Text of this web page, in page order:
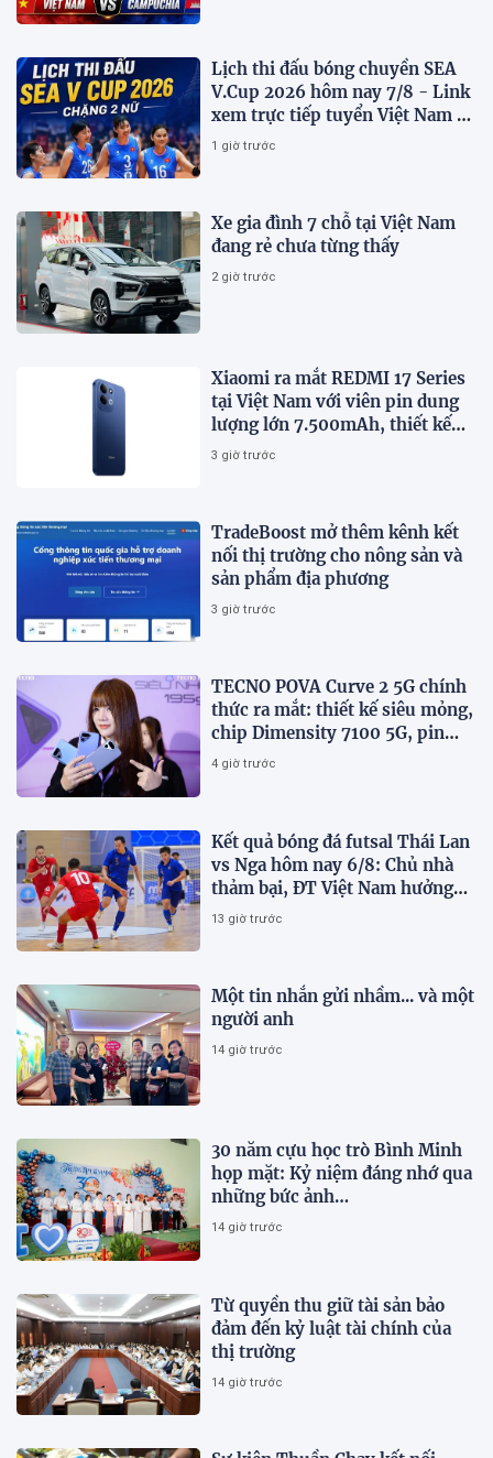
Lịch thi đấu bóng chuyền SEA
V.Cup 2026 hôm nay 7/8 - Link
xem trực tiếp tuyển Việt Nam vs
Indonesia
1 giờ trước
Xe gia đình 7 chỗ tại Việt Nam
đang rẻ chưa từng thấy
2 giờ trước
Xiaomi ra mắt REDMI 17 Series
tại Việt Nam với viên pin dung
lượng lớn 7.500mAh, thiết kế
trẻ trung, giá từ 5,5 triệu đồng
3 giờ trước
TradeBoost mở thêm kênh kết
nối thị trường cho nông sản và
sản phẩm địa phương
3 giờ trước
TECNO POVA Curve 2 5G chính
thức ra mắt: thiết kế siêu mỏng,
chip Dimensity 7100 5G, pin
8000mAh
4 giờ trước
Kết quả bóng đá futsal Thái Lan
vs Nga hôm nay 6/8: Chủ nhà
thảm bại, ĐT Việt Nam hưởng
lợi lớn
13 giờ trước
Một tin nhắn gửi nhầm... và một
người anh
14 giờ trước
30 năm cựu học trò Bình Minh
họp mặt: Kỷ niệm đáng nhớ qua
những bức ảnh…
14 giờ trước
Từ quyền thu giữ tài sản bảo
đảm đến kỷ luật tài chính của
thị trường
14 giờ trước